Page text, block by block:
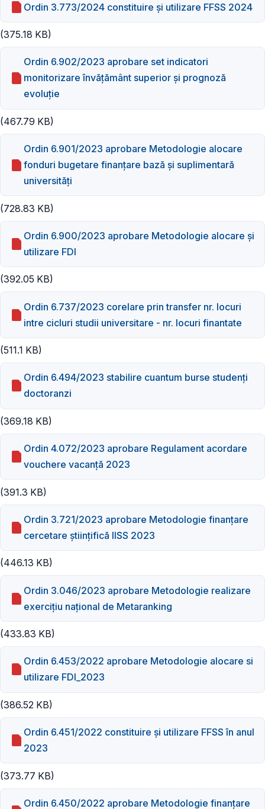
Ordin 3.773/2024 constituire și utilizare FFSS 2024
(375.18 KB)
Ordin 6.902/2023 aprobare set indicatori
monitorizare învăţământ superior şi prognoză
evoluţie
(467.79 KB)
Ordin 6.901/2023 aprobare Metodologie alocare
fonduri bugetare finanţare bază şi suplimentară
universități
(728.83 KB)
Ordin 6.900/2023 aprobare Metodologie alocare şi
utilizare FDI
(392.05 KB)
Ordin 6.737/2023 corelare prin transfer nr. locuri
intre cicluri studii universitare - nr. locuri finantate
(511.1 KB)
Ordin 6.494/2023 stabilire cuantum burse studenți
doctoranzi
(369.18 KB)
Ordin 4.072/2023 aprobare Regulament acordare
vouchere vacanță 2023
(391.3 KB)
Ordin 3.721/2023 aprobare Metodologie finanțare
cercetare științifică IISS 2023
(446.13 KB)
Ordin 3.046/2023 aprobare Metodologie realizare
exercițiu național de Metaranking
(433.83 KB)
Ordin 6.453/2022 aprobare Metodologie alocare si
utilizare FDI_2023
(386.52 KB)
Ordin 6.451/2022 constituire și utilizare FFSS în anul
2023
(373.77 KB)
Ordin 6.450/2022 aprobare Metodologie finanțare